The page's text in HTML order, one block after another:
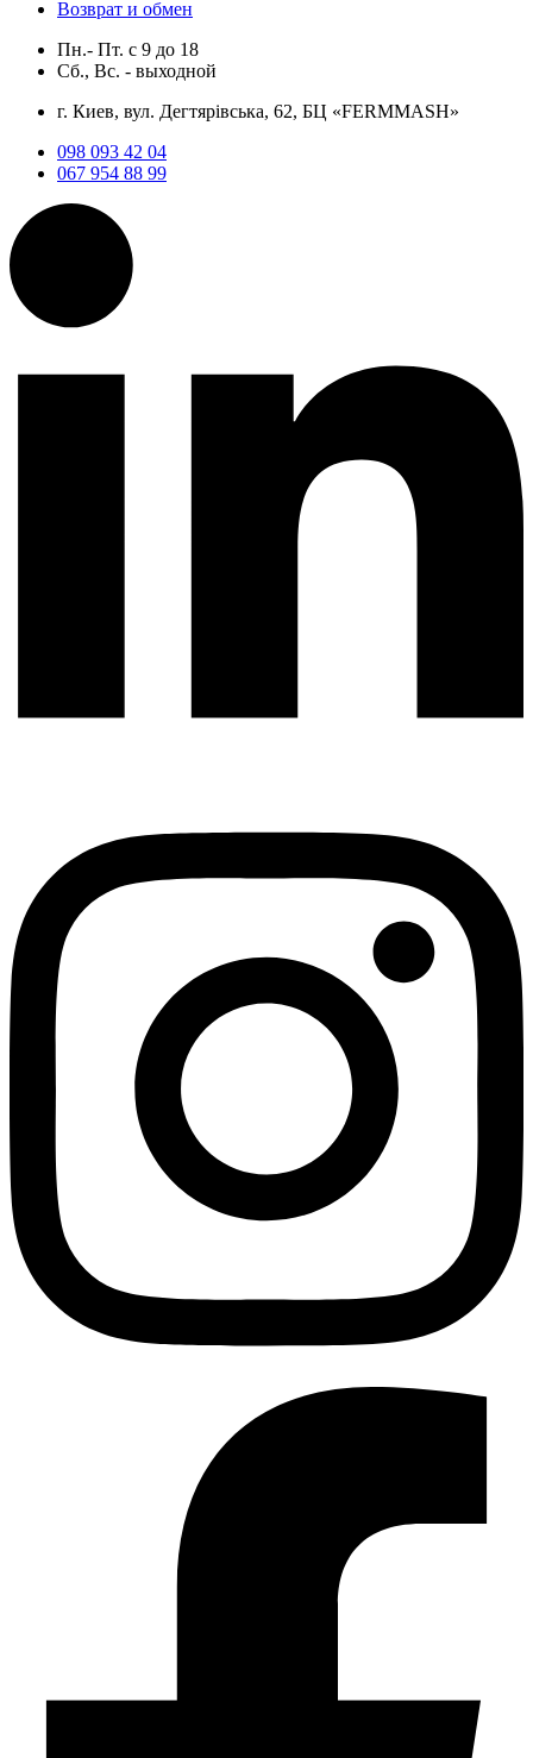
Возврат и обмен
Пн.- Пт. с 9 до 18
Сб., Вс. - выходной
г. Киев, вул. Дегтярівська, 62, БЦ «FERMMASH»
098 093 42 04
067 954 88 99